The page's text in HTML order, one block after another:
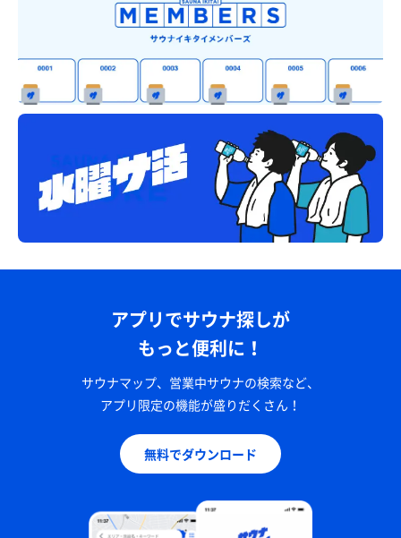
アプリでサウナ探しが
もっと便利に！
サウナマップ、営業中サウナの検索など、
アプリ限定の機能が盛りだくさん！
無料でダウンロード